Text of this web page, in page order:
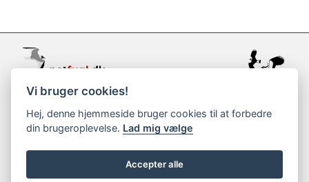
support@netfugl.dk
copyright © 2002-2023
Vi bruger cookies!
Hej, denne hjemmeside bruger cookies til at forbedre
din brugeroplevelse. Lad mig vælge
Accepter alle